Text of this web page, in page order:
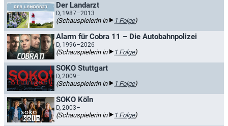
Der Landarzt
D, 1987–2013
(Schauspielerin in 1 Folge)
Alarm für Cobra 11 – Die Autobahnpolizei
D, 1996–2026
(Schauspielerin in 1 Folge)
SOKO Stuttgart
D, 2009–
(Schauspielerin in 1 Folge)
SOKO Köln
D, 2003–
(Schauspielerin in 1 Folge)